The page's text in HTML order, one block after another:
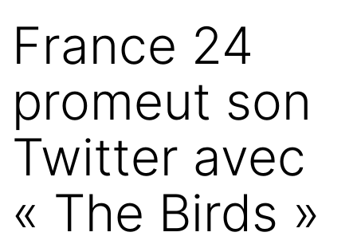
France 24
promeut son
Twitter avec
« The Birds »